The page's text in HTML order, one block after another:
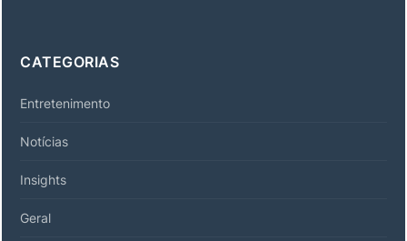
CATEGORIAS
Entretenimento
Notícias
Insights
Geral